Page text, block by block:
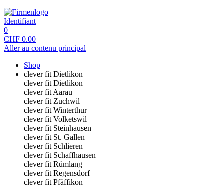
Identifiant
0
CHF 0.00
Aller au contenu principal
Shop
clever fit Dietlikon
clever fit Dietlikon
clever fit Aarau
clever fit Zuchwil
clever fit Winterthur
clever fit Volketswil
clever fit Steinhausen
clever fit St. Gallen
clever fit Schlieren
clever fit Schaffhausen
clever fit Rümlang
clever fit Regensdorf
clever fit Pfäffikon